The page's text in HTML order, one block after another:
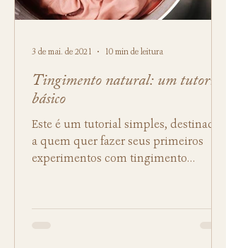
Tingimento natural: um tutorial
básico
Este é um tutorial simples, destinado
a quem quer fazer seus primeiros
experimentos com tingimento
3 de mai. de 2021 10 min de leitura